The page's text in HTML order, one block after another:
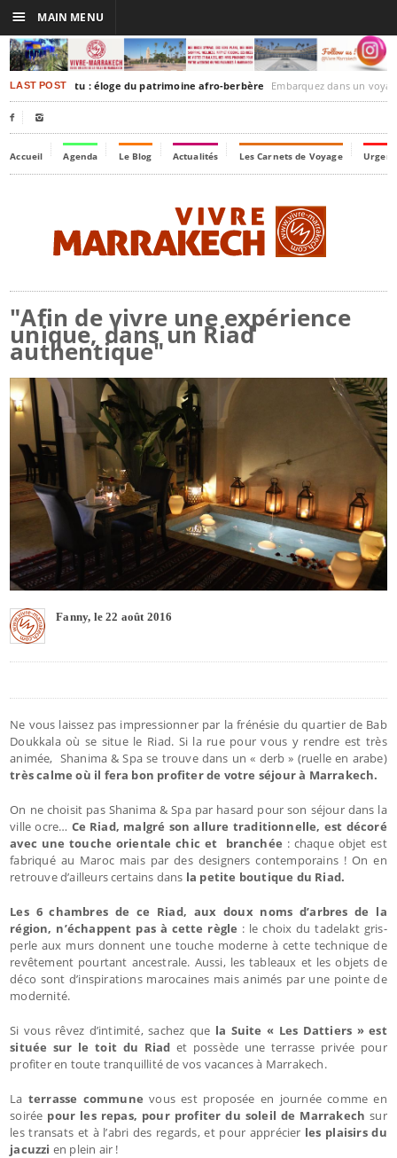
LAST POST
Timbuktu : éloge du patrimoine afro-berbère Embarquez dans un voyage culturel dans le
 
Accueil Agenda Le Blog Actualités Les Carnets de Voyage
"Afin de vivre une expérience
unique, dans un Riad
authentique"
Fanny, le 22 août 2016
Ne vous laissez pas impressionner par la frénésie du quartier de Bab
Doukkala où se situe le Riad. Si la rue pour vous y rendre est très
animée, Shanima & Spa se trouve dans un « derb » (ruelle en arabe)
très calme où il fera bon profiter de votre séjour à Marrakech.
On ne choisit pas Shanima & Spa par hasard pour son séjour dans la
ville ocre… Ce Riad, malgré son allure traditionnelle, est décoré
avec une touche orientale chic et branchée : chaque objet est
fabriqué au Maroc mais par des designers contemporains ! On en
retrouve d’ailleurs certains dans la petite boutique du Riad.
Les 6 chambres de ce Riad, aux doux noms d’arbres de la
région, n’échappent pas à cette règle : le choix du tadelakt gris-
perle aux murs donnent une touche moderne à cette technique de
revêtement pourtant ancestrale. Aussi, les tableaux et les objets de
déco sont d’inspirations marocaines mais animés par une pointe de
modernité.
Si vous rêvez d’intimité, sachez que la Suite « Les Dattiers » est
située sur le toit du Riad et possède une terrasse privée pour
profiter en toute tranquillité de vos vacances à Marrakech.
La terrasse commune vous est proposée en journée comme en
soirée pour les repas, pour profiter du soleil de Marrakech sur
les transats et à l’abri des regards, et pour apprécier les plaisirs du
jacuzzi en plein air !
☰ MAIN MENU